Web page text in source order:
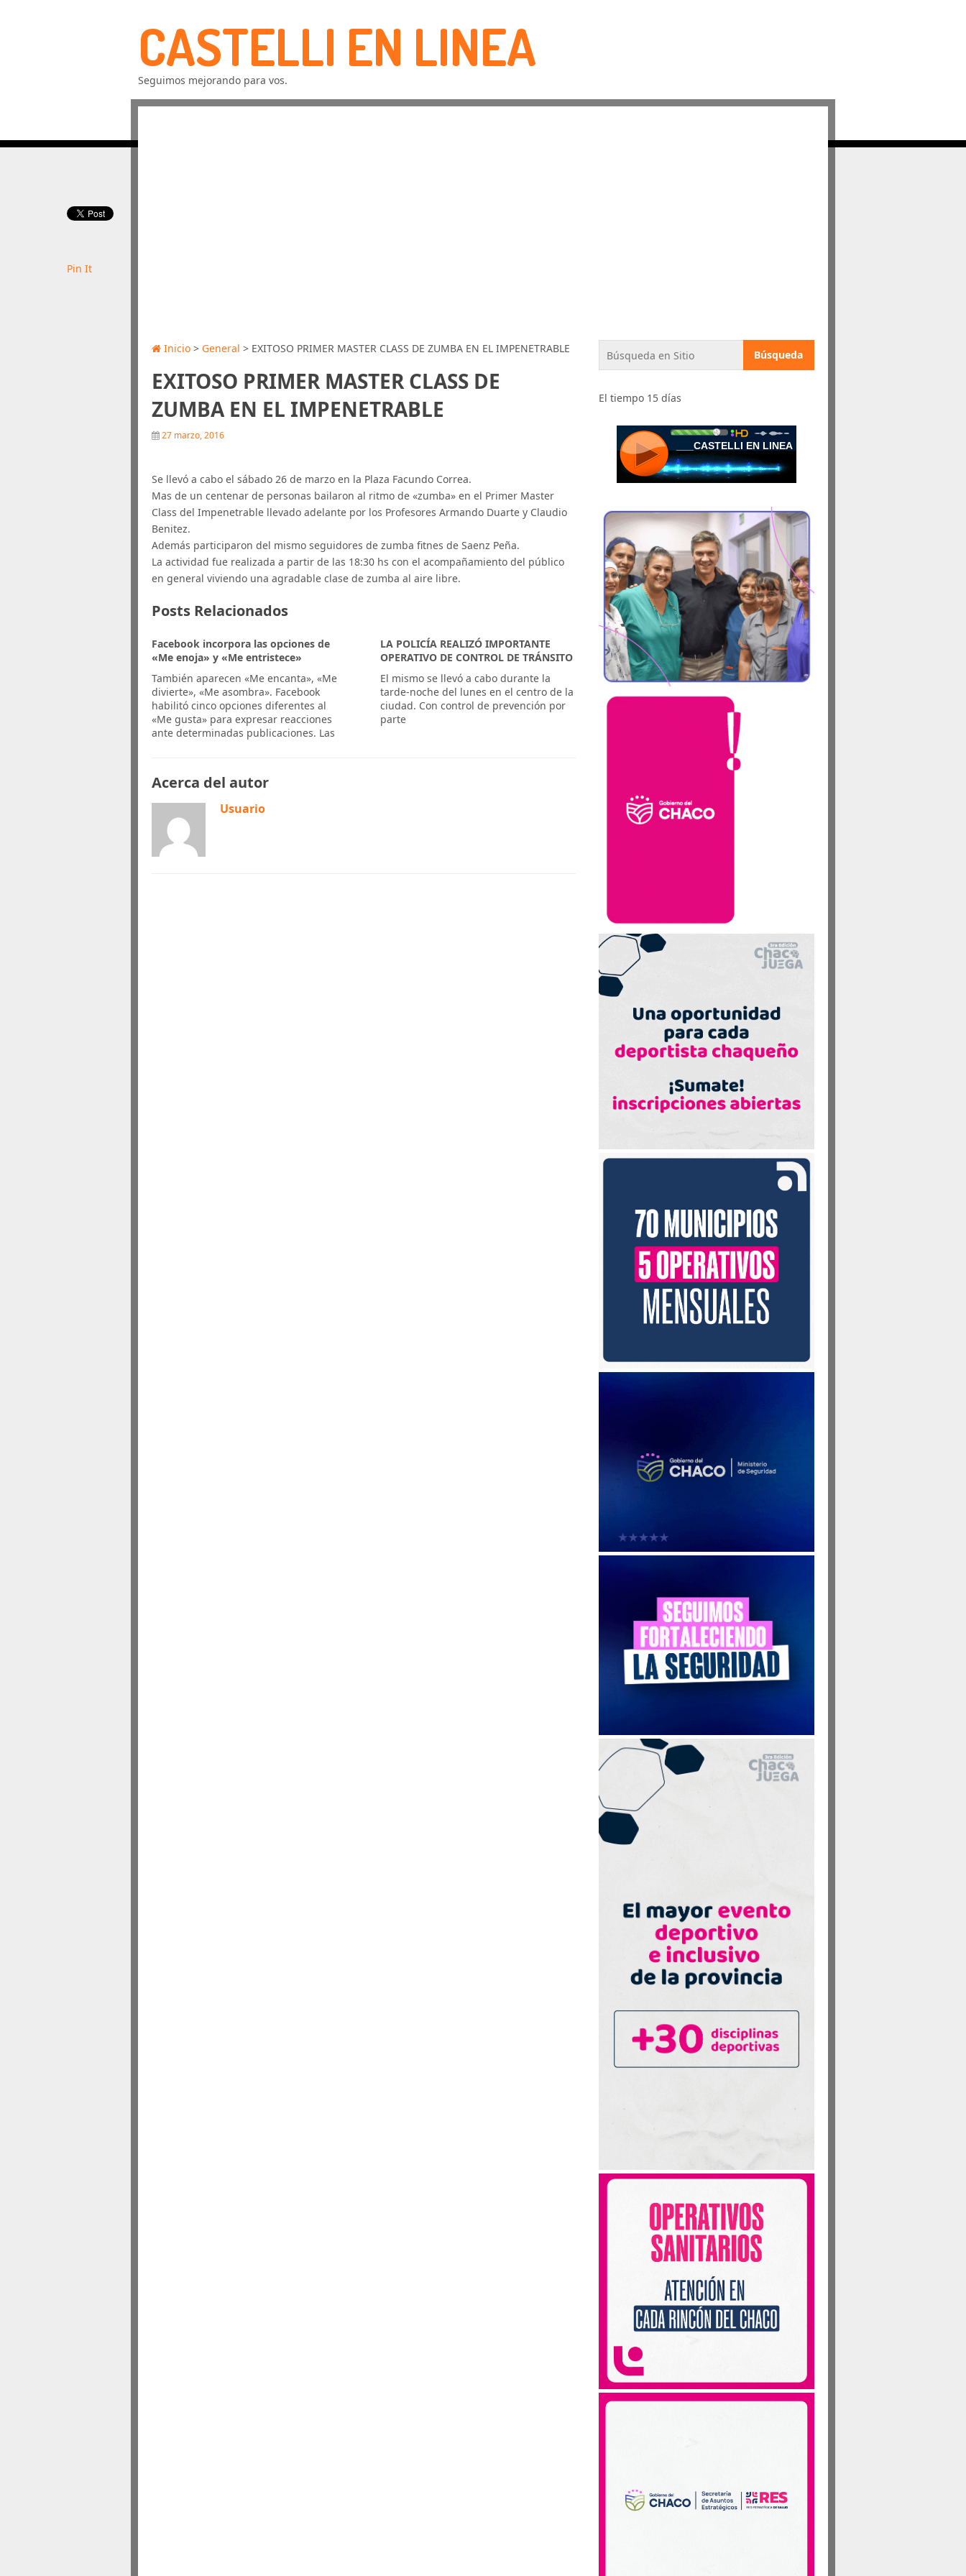
CASTELLI EN LINEA
Seguimos mejorando para vos.
Inicio > General > EXITOSO PRIMER MASTER CLASS DE ZUMBA EN EL IMPENETRABLE
EXITOSO PRIMER MASTER CLASS DE
ZUMBA EN EL IMPENETRABLE
27 marzo, 2016
Se llevó a cabo el sábado 26 de marzo en la Plaza Facundo Correa.
Mas de un centenar de personas bailaron al ritmo de «zumba» en el Primer Master
Class del Impenetrable llevado adelante por los Profesores Armando Duarte y Claudio
Benitez.
Además participaron del mismo seguidores de zumba fitnes de Saenz Peña.
La actividad fue realizada a partir de las 18:30 hs con el acompañamiento del público
en general viviendo una agradable clase de zumba al aire libre.
Pin It
Posts Relacionados
Facebook incorpora las opciones de
«Me enoja» y «Me entristece»
También aparecen «Me encanta», «Me
divierte», «Me asombra». Facebook
habilitó cinco opciones diferentes al
«Me gusta» para expresar reacciones
ante determinadas publicaciones. Las
LA POLICÍA REALIZÓ IMPORTANTE
OPERATIVO DE CONTROL DE TRÁNSITO
El mismo se llevó a cabo durante la
tarde-noche del lunes en el centro de la
ciudad. Con control de prevención por
parte
Acerca del autor
Usuario
El tiempo 15 días